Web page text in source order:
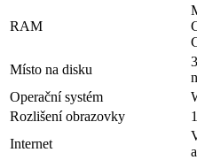
RAM
Místo na disku
Operační systém
Rozlišení obrazovky
Internet